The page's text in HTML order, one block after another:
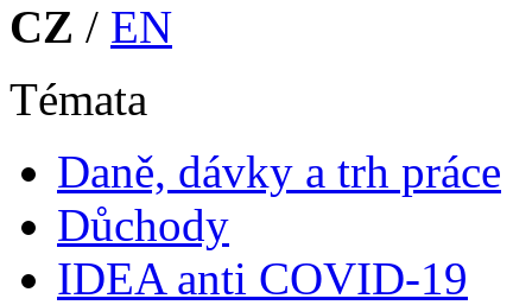
CZ / EN
Témata
Daně, dávky a trh práce
Důchody
IDEA anti COVID-19